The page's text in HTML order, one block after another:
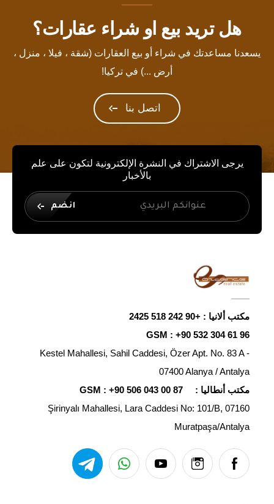
هل تريد بيع او شراء عقارات؟
يسعدنا مساعدتك في شراء أو بيع العقارات (شقة ، فيلا ، منزل ،
أرض ...) في تركيا!
اتصل بنا
يرجى الاشتراك في النشرة الإلكترونية لتكون على علم
بالأخبار
انضم
مكتب ألانيا : +90 242 518 2425
GSM : +90 532 304 61 96
Kestel Mahallesi, Sahil Caddesi, Özer Apt. No. 83 A -
07400 Alanya / Antalya
مكتب أنطاليا :
GSM : +90 506 043 00 87
Şirinyalı Mahallesi, Lara Caddesi No: 101/B, 07160
Muratpaşa/Antalya